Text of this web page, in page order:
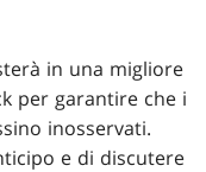
in una migliore
per garantire che i
inosservati.
e di discutere